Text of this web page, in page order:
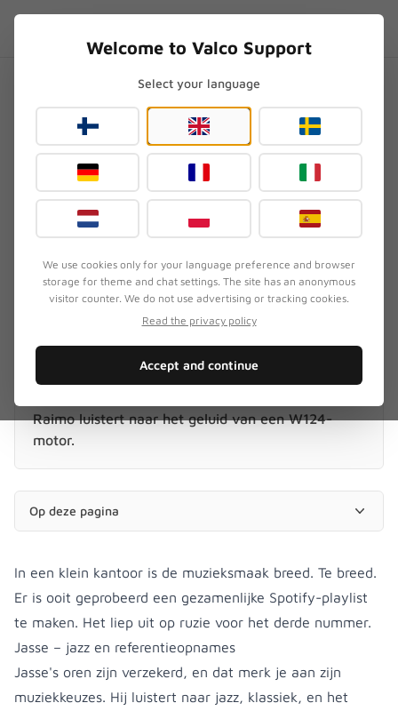
Valco's favoriete nummers –
wat wij op kantoor luisteren
3 augustus 2026
SYMPTOOM
Klant wil weten waar mensen bij Valco naar
luisteren en waarmee.
Raimo luistert naar het geluid van een W124-
motor.
Op deze pagina
In een klein kantoor is de muzieksmaak breed. Te breed.
Er is ooit geprobeerd een gezamenlijke Spotify-playlist
te maken. Het liep uit op ruzie voor het derde nummer.
Jasse – jazz en referentieopnames
Jasse's oren zijn verzekerd, en dat merk je aan zijn
muziekkeuzes. Hij luistert naar jazz, klassiek, en het
Welcome to Valco Support
Select your language
We use cookies only for your language preference and browser
storage for theme and chat settings. The site has an anonymous
visitor counter. We do not use advertising or tracking cookies.
Read the privacy policy
Accept and continue